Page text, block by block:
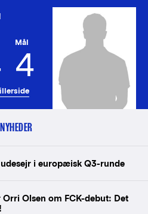
Mål
4
i europæisk Q3-runde
Orri Olsen om FCK-debut: Det